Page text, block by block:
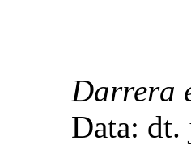
Darrera
Data: